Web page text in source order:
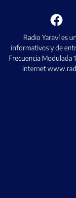
Radio Yaraví es
informativos y de
Frecuencia Modulada
internet